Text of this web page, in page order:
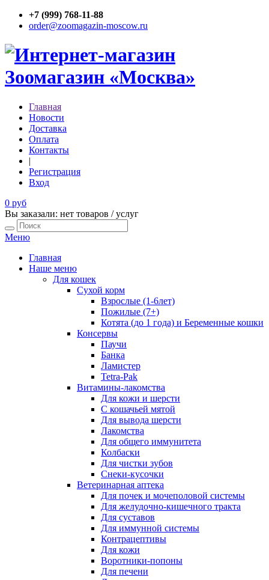
+7 (999) 768-11-88
order@zoomagazin-moscow.ru
Главная
Новости
Доставка
Оплата
Контакты
|
Регистрация
Вход
0 руб
Вы заказали: нет товаров / услуг
Меню
Главная
Наше меню
Для кошек
Сухой корм
Взрослые (1-6лет)
Пожилые (7+)
Котята (до 1 года) и Беременные кошки
Консервы
Паучи
Банка
Ламистер
Tetra-Pak
Витамины-лакомства
Для кожи и шерсти
С кошачьей мятой
Для вывода шерсти
Лакомства
Для общего иммунитета
Колбаски
Для чистки зубов
Снеки-кусочки
Ветеринарная аптека
Для почек и мочеполовой системы
Для желудочно-кишечного тракта
Для суставов
Для иммунной системы
Контрацептивы
Для кожи
Воротники-попоны
Для печени